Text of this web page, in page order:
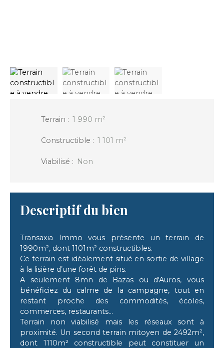
Terrain : 1 990 m²
Constructible : 1 101 m²
Viabilisé : Non
Descriptif du bien
Transaxia Immo vous présente un terrain de
1990m², dont 1101m² constructibles.
Ce terrain est idéalement situé en sortie de village
à la lisière d’une forêt de pins.
A seulement 8mn de Bazas ou d'Auros, vous
bénéficiez du calme de la campagne, tout en
restant proche des commodités, écoles,
commerces, restaurants...
Terrain non viabilisé mais les réseaux sont à
proximité. Un second terrain mitoyen de 2492m²,
dont 1110m² constructible peut constituer un